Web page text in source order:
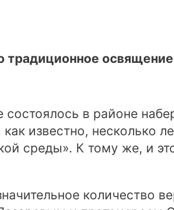
традиционное
в районе
известно, несколько
среды». К тому же, и
количество